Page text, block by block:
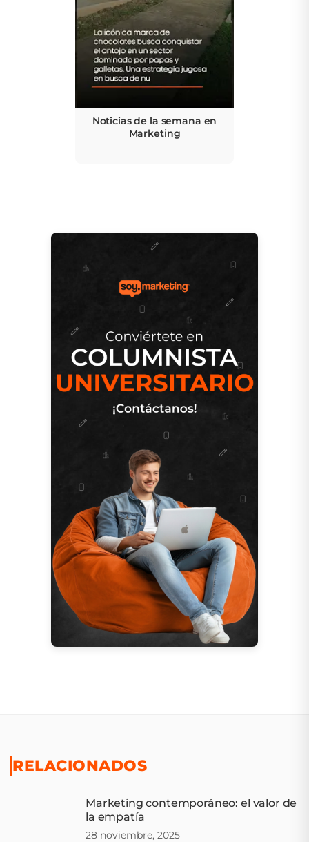
Noticias de la semana en
Marketing
RELACIONADOS
Marketing contemporáneo: el valor de
la empatía
28 noviembre, 2025